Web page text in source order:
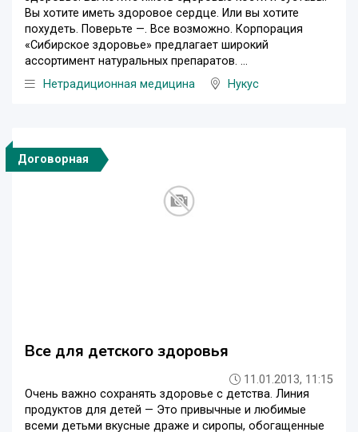
Вы хотите иметь здоровое сердце. Или вы хотите
похудеть. Поверьте —. Все возможно. Корпорация
«Сибирское здоровье» предлагает широкий
ассортимент натуральных препаратов. ...
Нетрадиционная медицина
Нукус
Договорная
Все для детского здоровья
11.01.2013, 11:15
Очень важно сохранять здоровье с детства. Линия
продуктов для детей — Это привычные и любимые
всеми детьми вкусные драже и сиропы, обогащенные